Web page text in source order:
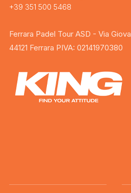
+39 351 500 5468
Ferrara Padel Tour ASD - Via
44121 Ferrara PIVA: 02141970380